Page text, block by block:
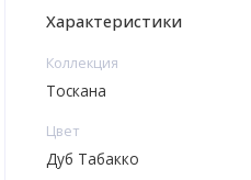
Характеристики
Коллекция
Тоскана
Цвет
Дуб Табакко